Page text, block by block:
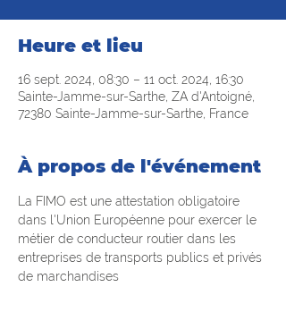
Heure et lieu
16 sept. 2024, 08:30 – 11 oct. 2024, 16:30
Sainte-Jamme-sur-Sarthe, ZA d'Antoigné,
72380 Sainte-Jamme-sur-Sarthe, France
À propos de l'événement
La FIMO est une attestation obligatoire
dans l'Union Européenne pour exercer le
métier de conducteur routier dans les
entreprises de transports publics et privés
de marchandises